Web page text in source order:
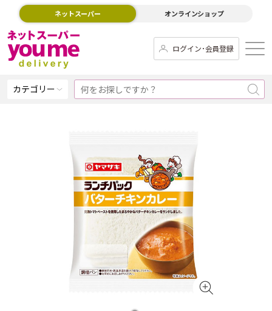
ネットスーパー オンラインショップ
ログイン･会員登録
カテゴリー